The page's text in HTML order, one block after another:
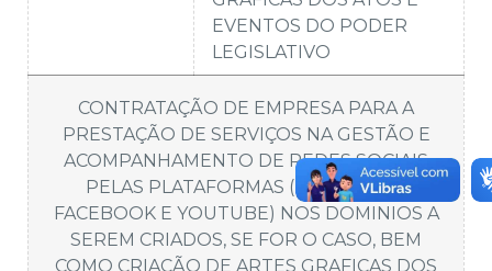
EVENTOS DO PODER
LEGISLATIVO
CONTRATAÇÃO DE EMPRESA PARA A
PRESTAÇÃO DE SERVIÇOS NA GESTÃO E
ACOMPANHAMENTO DE REDES SOCIAIS
PELAS PLATAFORMAS (INSTAGRAM,
FACEBOOK E YOUTUBE) NOS DOMINIOS A
SEREM CRIADOS, SE FOR O CASO, BEM
COMO CRIAÇÃO DE ARTES GRAFICAS DOS